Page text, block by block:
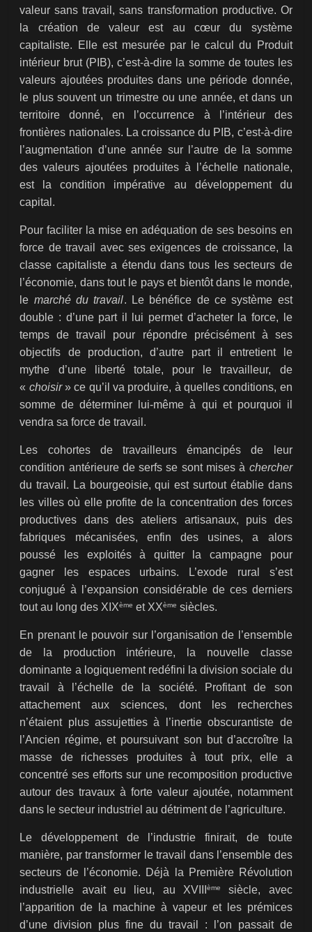
valeur sans travail, sans transformation productive. Or
la création de valeur est au cœur du système
capitaliste. Elle est mesurée par le calcul du Produit
intérieur brut (PIB), c’est-à-dire la somme de toutes les
valeurs ajoutées produites dans une période donnée,
le plus souvent un trimestre ou une année, et dans un
territoire donné, en l’occurrence à l’intérieur des
frontières nationales. La croissance du PIB, c’est-à-dire
l’augmentation d’une année sur l’autre de la somme
des valeurs ajoutées produites à l’échelle nationale,
est la condition impérative au développement du
capital.
Pour faciliter la mise en adéquation de ses besoins en
force de travail avec ses exigences de croissance, la
classe capitaliste a étendu dans tous les secteurs de
l’économie, dans tout le pays et bientôt dans le monde,
le marché du travail. Le bénéfice de ce système est
double : d’une part il lui permet d’acheter la force, le
temps de travail pour répondre précisément à ses
objectifs de production, d’autre part il entretient le
mythe d’une liberté totale, pour le travailleur, de
« choisir» ce qu’il va produire, à quelles conditions, en
somme de déterminer lui-même à qui et pourquoi il
vendra sa force de travail.
Les cohortes de travailleurs émancipés de leur
condition antérieure de serfs se sont mises à chercher
du travail. La bourgeoisie, qui est surtout établie dans
les villes où elle profite de la concentration des forces
productives dans des ateliers artisanaux, puis des
fabriques mécanisées, enfin des usines, a alors
poussé les exploités à quitter la campagne pour
gagner les espaces urbains. L’exode rural s’est
conjugué à l’expansion considérable de ces derniers
tout au long des XIXème et XXème siècles.
En prenant le pouvoir sur l’organisation de l’ensemble
de la production intérieure, la nouvelle classe
dominante a logiquement redéfini la division sociale du
travail à l’échelle de la société. Profitant de son
attachement aux sciences, dont les recherches
n’étaient plus assujetties à l’inertie obscurantiste de
l’Ancien régime, et poursuivant son but d’accroître la
masse de richesses produites à tout prix, elle a
concentré ses efforts sur une recomposition productive
autour des travaux à forte valeur ajoutée, notamment
dans le secteur industriel au détriment de l’agriculture.
Le développement de l’industrie finirait, de toute
manière, par transformer le travail dans l’ensemble des
secteurs de l’économie. Déjà la Première Révolution
industrielle avait eu lieu, au XVIII
ème
siècle, avec
l’apparition de la machine à vapeur et les prémices
d’une division plus fine du travail : l’on passait de